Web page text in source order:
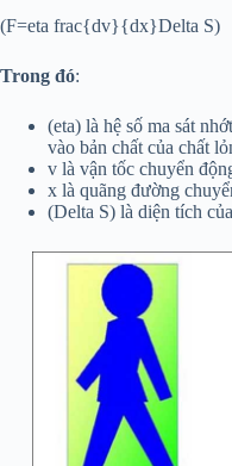
(F=eta frac{dv}{dx}Delta S)
Trong đó:
(eta) là hệ số ma sát
vào bản chất của chất
v là vận tốc chuyển
x là quãng đường
(Delta S) là diện tích